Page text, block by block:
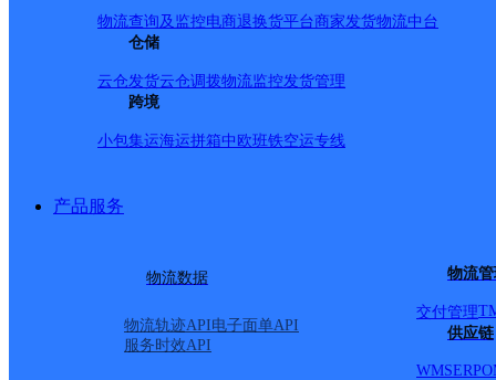
物流查询及监控电商退换货平台商家发货物流中台
仓储
云仓发货云仓调拨物流监控发货管理
跨境
小包集运海运拼箱中欧班铁空运专线
产品服务
物流数据
物流轨迹API电子面单API
服务时效API
物流
交付管理
供应链
WMSERP